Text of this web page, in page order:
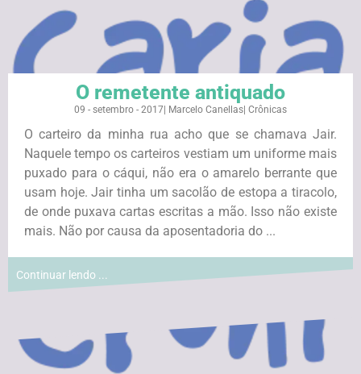
O remetente antiquado
09 - setembro - 2017 Marcelo Canellas Crônicas
O carteiro da minha rua acho que se chamava Jair.
Naquele tempo os carteiros vestiam um uniforme mais
puxado para o cáqui, não era o amarelo berrante que
usam hoje. Jair tinha um sacolão de estopa a tiracolo,
de onde puxava cartas escritas a mão. Isso não existe
mais. Não por causa da aposentadoria do ...
Continuar lendo ...